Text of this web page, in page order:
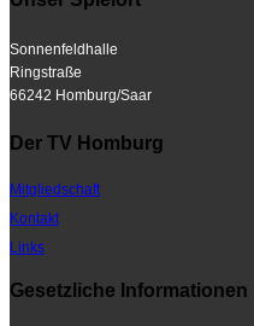
Sonnenfeldhalle
Ringstraße
66242 Homburg/Saar
Der TV Homburg
Mitgliedschaft
Kontakt
Links
Gesetzliche Informationen